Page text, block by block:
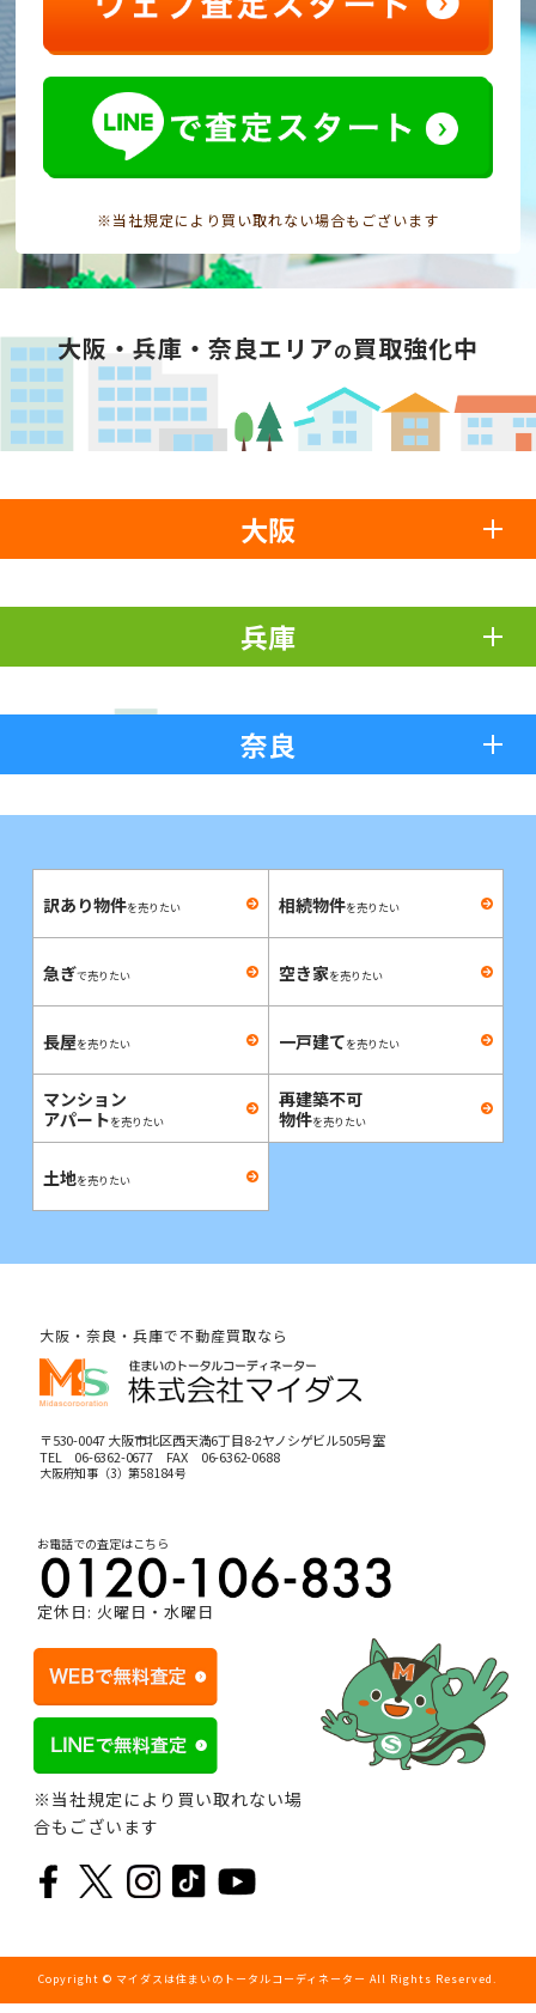
※当社規定により買い取れない場合もございます
大阪・兵庫・奈良エリアの買取強化中
大阪
兵庫
奈良
訳あり物件を売りたい 相続物件を売りたい
急ぎで売りたい 空き家を売りたい
長屋を売りたい 一戸建てを売りたい
マンション
アパートを売りたい
再建築不可
物件を売りたい
土地を売りたい
大阪・奈良・兵庫で不動産買取なら
〒530-0047 大阪市北区西天満6丁目8-2ヤノシゲビル505号室
TEL 06-6362-0677FAX 06-6362-0688
大阪府知事（3）第58184号
お電話での査定はこちら
定休日: 火曜日・水曜日
※当社規定により買い取れない場
合もございます
Copyright © マイダスは住まいのトータルコーディネーター All Rights Reserved.